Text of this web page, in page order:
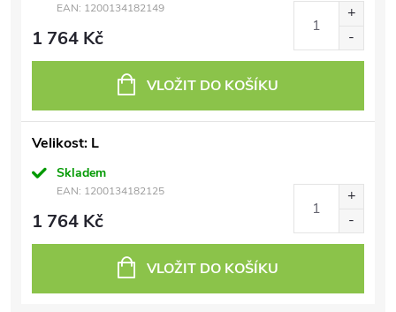
EAN: 1200134182149
1 764 Kč
VLOŽIT DO KOŠÍKU
Velikost: L
Skladem
EAN: 1200134182125
1 764 Kč
VLOŽIT DO KOŠÍKU